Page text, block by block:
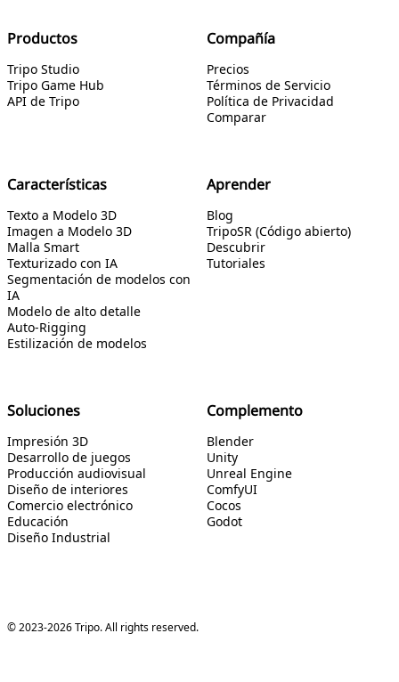
Productos
Tripo Studio
Tripo Game Hub
API de Tripo
Compañía
Precios
Términos de Servicio
Política de Privacidad
Comparar
Características
Texto a Modelo 3D
Imagen a Modelo 3D
Malla Smart
Texturizado con IA
Segmentación de modelos con
IA
Modelo de alto detalle
Auto-Rigging
Estilización de modelos
Aprender
Blog
TripoSR (Código abierto)
Descubrir
Tutoriales
Soluciones
Impresión 3D
Desarrollo de juegos
Producción audiovisual
Diseño de interiores
Comercio electrónico
Educación
Diseño Industrial
Complemento
Blender
Unity
Unreal Engine
ComfyUI
Cocos
Godot
© 2023-2026 Tripo. All rights reserved.